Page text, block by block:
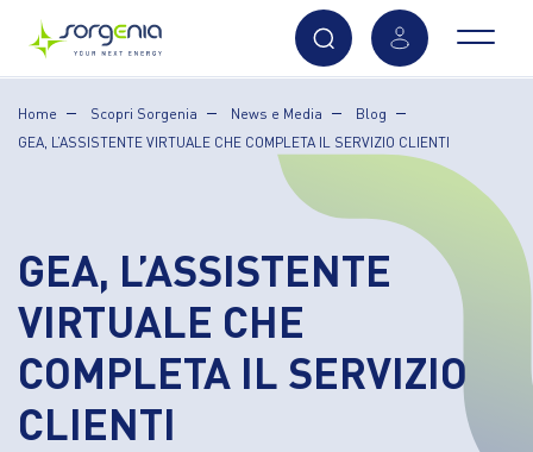
contenuto
Home Scopri Sorgenia News e Media
Blog
GEA, L’ASSISTENTE VIRTUALE CHE COMPLETA IL SERVIZIO CLIENTI
GEA, L’ASSISTENTE
VIRTUALE CHE
COMPLETA IL SERVIZIO
CLIENTI